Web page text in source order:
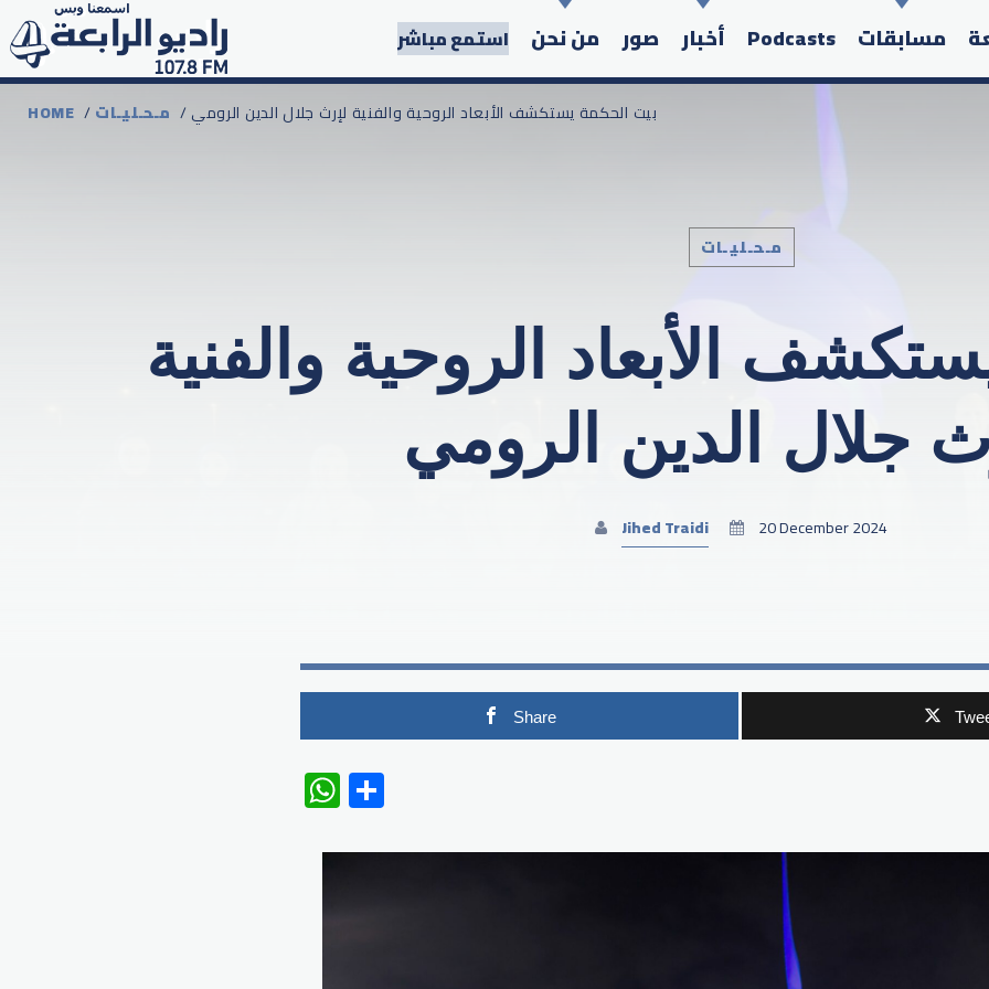
مسابقات Podcasts أخبار صور من نحن استمع مباشر
Search in the website:
HOME /مـحـليـات
مـحـليـات
الأبعاد الروحية والفنية
Jihed Traidi 20 December 2024
Share
WhatsApp